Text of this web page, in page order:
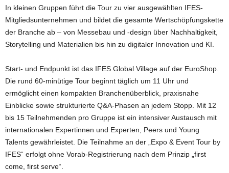
In kleinen Gruppen führt die Tour zu vier ausgewählten IFES-
Mitgliedsunternehmen und bildet die gesamte Wertschöpfungskette
der Branche ab – von Messebau und -design über Nachhaltigkeit,
Storytelling und Materialien bis hin zu digitaler Innovation und KI.
Start- und Endpunkt ist das IFES Global Village auf der EuroShop.
Die rund 60-minütige Tour beginnt täglich um 11 Uhr und
ermöglicht einen kompakten Branchenüberblick, praxisnahe
Einblicke sowie strukturierte Q&A-Phasen an jedem Stopp. Mit 12
bis 15 Teilnehmenden pro Gruppe ist ein intensiver Austausch mit
internationalen Expertinnen und Experten, Peers und Young
Talents gewährleistet. Die Teilnahme an der „Expo & Event Tour by
IFES“ erfolgt ohne Vorab-Registrierung nach dem Prinzip „first
come, first serve“.